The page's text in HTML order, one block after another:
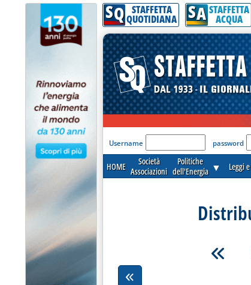
SQ STAFFETTA
QUOTIDIANA SA STAFFETTA
ACQUA
'Modulo Login per
Username password
HOME
Società
Associazioni
Politiche
dell'Energia ▼ Leggi